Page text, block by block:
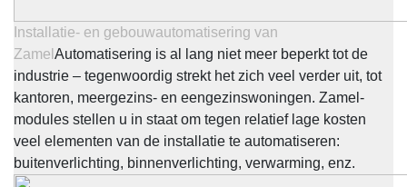
Installatie- en gebouwautomatisering van
Zamel Automatisering is al lang niet meer beperkt tot de
industrie – tegenwoordig strekt het zich veel verder uit, tot
kantoren, meergezins- en eengezinswoningen. Zamel-
modules stellen u in staat om tegen relatief lage kosten
veel elementen van de installatie te automatiseren:
buitenverlichting, binnenverlichting, verwarming, enz.